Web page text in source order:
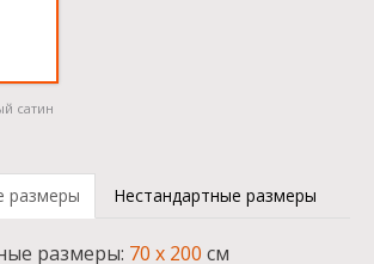
сатин
размеры Нестандартные размеры
размеры: 70 x 200 см